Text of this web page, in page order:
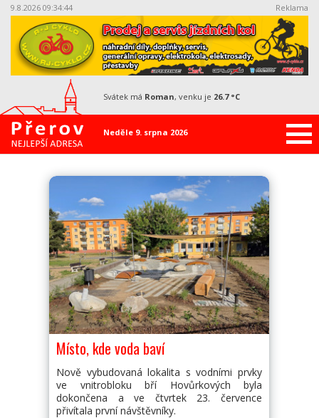
9.8.2026 09:34:45 Reklama
Neděle 9. srpna 2026
svátek má Roman, venku je 26.7 °C
Místo, kde voda baví
Nově vybudovaná lokalita s vodními prvky
ve vnitrobloku bří Hovůrkových byla
dokončena a ve čtvrtek 23. července
přivítala první návštěvníky.